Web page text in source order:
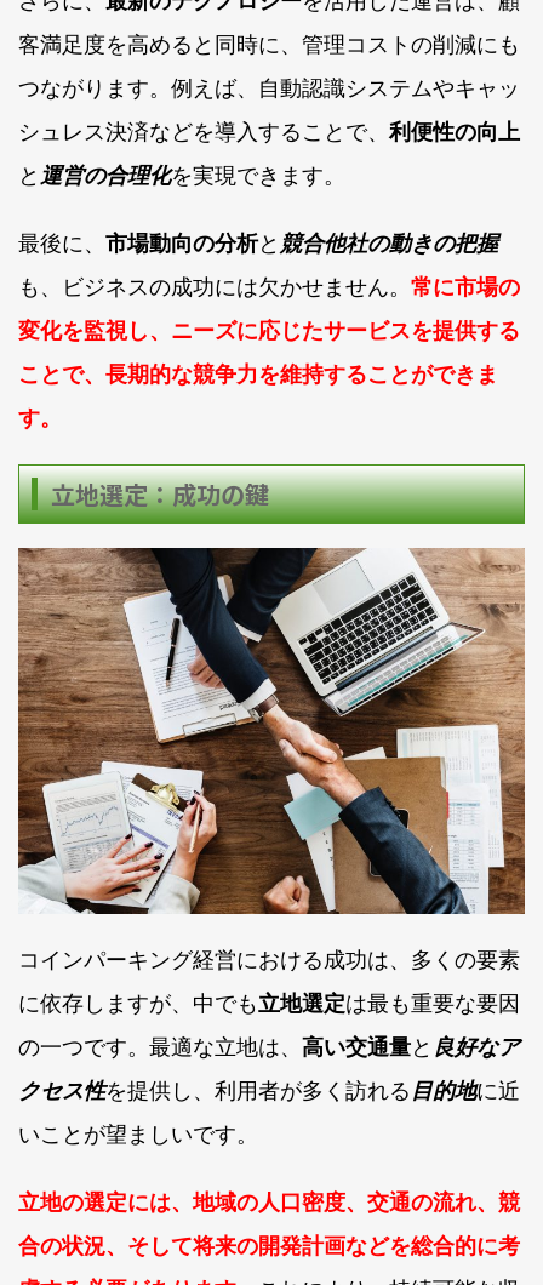
客満足度を高めると同時に、管理コストの削減にも
つながります。例えば、自動認識システムやキャッ
シュレス決済などを導入することで、利便性の向上
と 運営の合理化を実現できます。
最後に、 市場動向の分析と 競合他社の動きの把握
も、ビジネスの成功には欠かせません。 常に市場の
変化を監視し、ニーズに応じたサービスを提供する
ことで、長期的な競争力を維持することができま
す。
立地選定：成功の鍵
コインパーキング経営における成功は、多くの要素
に依存しますが、中でも立地選定は最も重要な要因
の一つです。最適な立地は、 高い交通量と 良好なア
クセス性を提供し、利用者が多く訪れる目的地に近
いことが望ましいです。
立地の選定には、地域の人口密度、交通の流れ、競
合の状況、そして将来の開発計画などを総合的に考